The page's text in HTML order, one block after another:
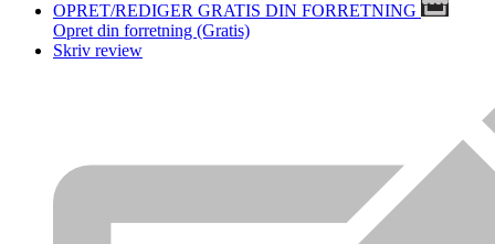
OPRET/REDIGER GRATIS DIN FORRETNING
Opret din forretning (Gratis)
Skriv review